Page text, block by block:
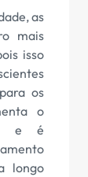
as
mais
isso
os
o
— e é
longo